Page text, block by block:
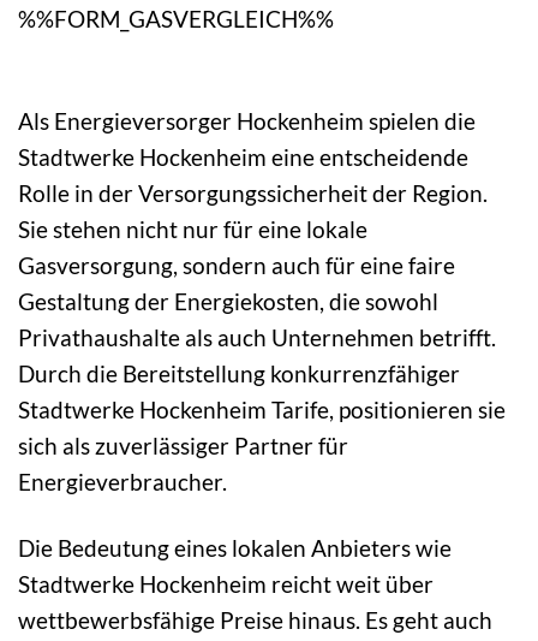
%%FORM_GASVERGLEICH%%
Als Energieversorger Hockenheim spielen die
Stadtwerke Hockenheim eine entscheidende
Rolle in der Versorgungssicherheit der Region.
Sie stehen nicht nur für eine lokale
Gasversorgung, sondern auch für eine faire
Gestaltung der Energiekosten, die sowohl
Privathaushalte als auch Unternehmen betrifft.
Durch die Bereitstellung konkurrenzfähiger
Stadtwerke Hockenheim Tarife, positionieren sie
sich als zuverlässiger Partner für
Energieverbraucher.
Die Bedeutung eines lokalen Anbieters wie
Stadtwerke Hockenheim reicht weit über
wettbewerbsfähige Preise hinaus. Es geht auch